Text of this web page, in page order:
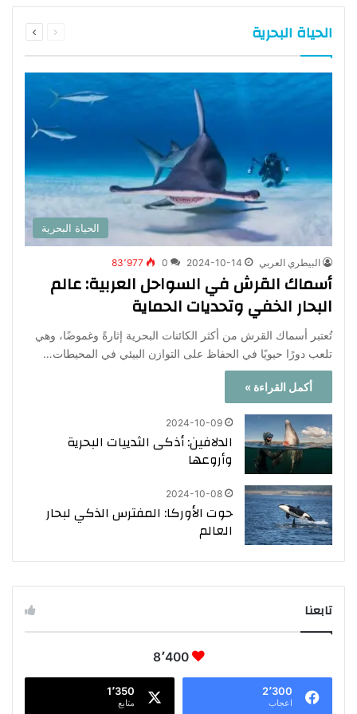
الحياة البحرية التالية
الحياة البحرية
البيطري العربي 2024-10-14
0 83٬977
أسماك القرش في السواحل العربية: عالم
البحار الخفي وتحديات الحماية
تُعتبر أسماك القرش من أكثر الكائنات البحرية إثارةً وغموضًا، وهي
تلعب دورًا حيويًا في الحفاظ على التوازن البيئي في المحيطات…
أكمل القراءة »
2024-10-09
الدلافين: أذكى الثدييات البحرية
وأروعها
2024-10-08
حوت الأوركا: المفترس الذكي لبحار
العالم
تابعنا
8٬400
2٬300
اعجاب
1٬350
متابع